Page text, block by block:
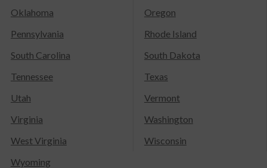
Oklahoma
Oregon
Pennsylvania
Rhode Island
South Carolina
South Dakota
Tennessee
Texas
Utah
Vermont
Virginia
Washington
West Virginia
Wisconsin
Wyoming